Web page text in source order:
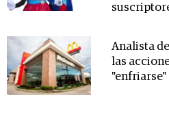
Analista
las